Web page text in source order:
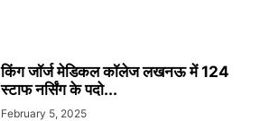
किंग जॉर्ज मेडिकल कॉलेज लखनऊ में 124
स्टाफ नर्सिंग के पदो...
February 5, 2025